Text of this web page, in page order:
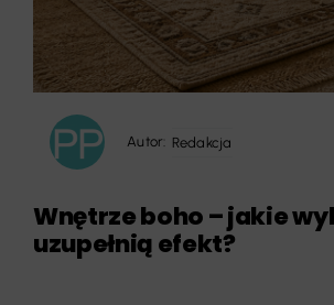
Autor: Redakcja
Wnętrze boho – jakie
uzupełnią efekt?